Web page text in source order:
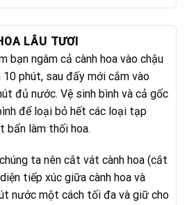
LÂU TƯƠI
bạn ngâm cả cành hoa vào chậu
phút, sau đấy mới cắm vào
đủ nước. Vệ sinh bình và cả gốc
để loại bỏ hết các loại tạp
bẩn làm thối hoa.
ta nên cắt vát cành hoa (cắt
tiếp xúc giữa cành hoa và
nước một cách tối đa và giữ cho